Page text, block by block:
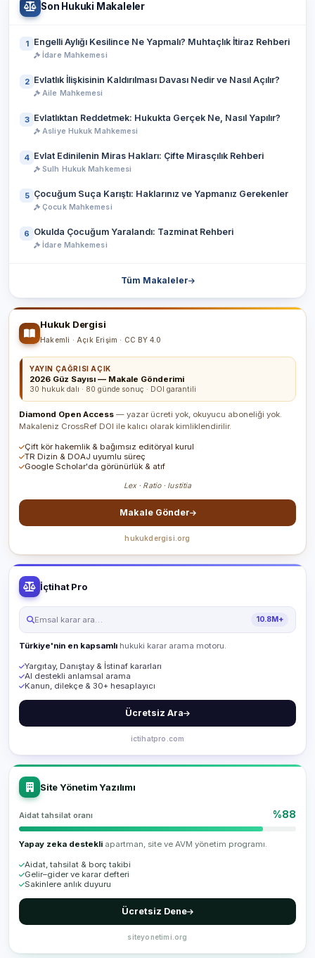
Son Hukuki Makaleler
1 Engelli Aylığı Kesilince Ne Yapmalı? Muhtaçlık İtiraz Rehberi
İdare Mahkemesi
2 Evlatlık İlişkisinin Kaldırılması Davası Nedir ve Nasıl Açılır?
Aile Mahkemesi
3 Evlatlıktan Reddetmek: Hukukta Gerçek Ne, Nasıl Yapılır?
Asliye Hukuk Mahkemesi
4 Evlat Edinilenin Miras Hakları: Çifte Mirasçılık Rehberi
Sulh Hukuk Mahkemesi
5 Çocuğum Suça Karıştı: Haklarınız ve Yapmanız Gerekenler
Çocuk Mahkemesi
6 Okulda Çocuğum Yaralandı: Tazminat Rehberi
İdare Mahkemesi
Tüm Makaleler
Hukuk Dergisi
Hakemli · Açık Erişim · CC BY 4.0
YAYIN ÇAĞRISI AÇIK
2026 Güz Sayısı — Makale Gönderimi
30 hukuk dalı · 80 günde sonuç · DOI garantili
Diamond Open Access — yazar ücreti yok, okuyucu aboneliği yok.
Makaleniz CrossRef DOI ile kalıcı olarak kimliklendirilir.
Çift kör hakemlik & bağımsız editöryal kurul
TR Dizin & DOAJ uyumlu süreç
Google Scholar'da görünürlük & atıf
Lex · Ratio · Iustitia
Makale Gönder
hukukdergisi.org
İçtihat Pro
Emsal karar ara… 10.8M+
Türkiye'nin en kapsamlı hukuki karar arama motoru.
Yargıtay, Danıştay & İstinaf kararları
AI destekli anlamsal arama
Kanun, dilekçe & 30+ hesaplayıcı
Ücretsiz Ara
ictihatpro.com
Site Yönetim Yazılımı
Aidat tahsilat oranı %88
Yapay zeka destekli apartman, site ve AVM yönetim programı.
Aidat, tahsilat & borç takibi
Gelir–gider ve karar defteri
Sakinlere anlık duyuru
Ücretsiz Dene
siteyonetimi.org